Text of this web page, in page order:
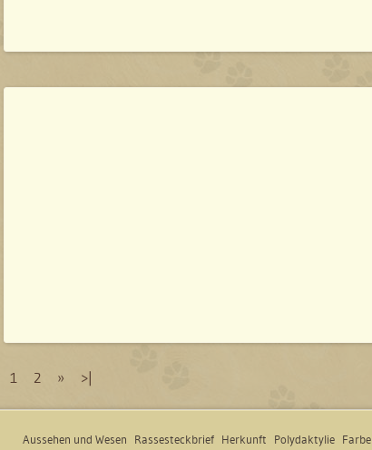
1 2 » >|
Aussehen und Wesen Rassesteckbrief Herkunft Polydaktylie